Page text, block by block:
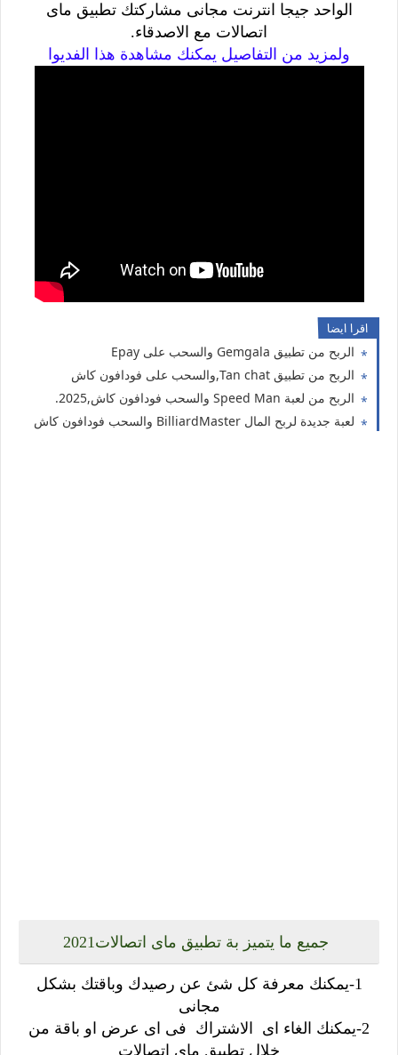
الواحد جيجا انترنت مجانى مشاركتك تطبيق ماى
اتصالات مع الاصدقاء.
ولمزيد من التفاصيل يمكنك مشاهدة هذا الفديوا
اقرا ايضا
الربح من تطبيق Gemgala والسحب على Epay
الربح من تطبيق Tan chat,والسحب على فودافون كاش
الربح من لعبة Speed Man والسحب فودافون كاش,2025.
لعبة جديدة لربح المال BilliardMaster والسحب فودافون كاش
جميع ما يتميز بة تطبيق ماى اتصالات2021
1-يمكنك معرفة كل شئ عن رصيدك وباقتك بشكل
مجانى
2-يمكنك الغاء اى الاشتراك فى اى عرض او باقة من
خلال تطبيق ماى اتصالات